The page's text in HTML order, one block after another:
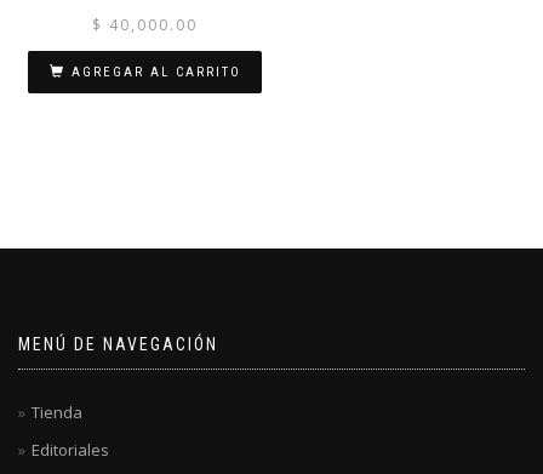
$ 40,000.00
AGREGAR AL CARRITO
MENÚ DE NAVEGACIÓN
Tienda
Editoriales